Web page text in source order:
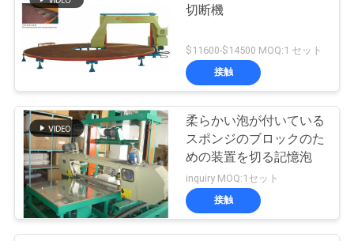
切断機
$11600-$14500 MOQ:1 セット
接触
柔らかい泡が付いている
スポンジのブロックのた
めの装置を切る記憶泡
inquiry MOQ:1セット
接触